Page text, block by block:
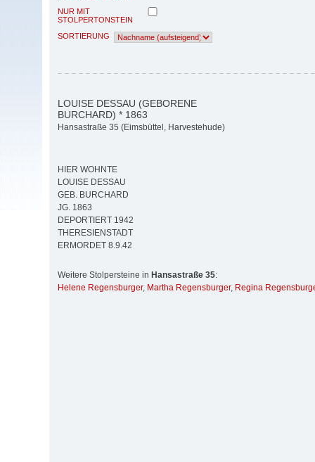
NUR MIT
STOLPERTONSTEIN
SORTIERUNG
LOUISE DESSAU (GEBORENE
BURCHARD) * 1863
Hansastraße 35 (Eimsbüttel, Harvestehude)
HIER WOHNTE
LOUISE DESSAU
GEB. BURCHARD
JG. 1863
DEPORTIERT 1942
THERESIENSTADT
ERMORDET 8.9.42
Weitere Stolpersteine in Hansastraße 35:
Helene Regensburger, Martha Regensburger, Regina